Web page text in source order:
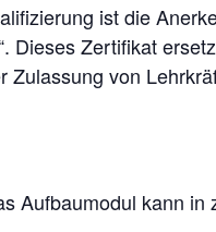
ist die
Dieses Zertifikat
Zulassung von
Aufbaumodul kann